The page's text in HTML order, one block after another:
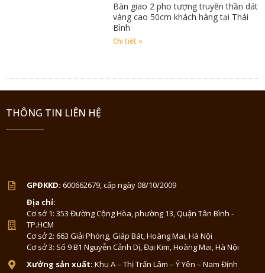
Bàn giao 2 pho tượng truyền thần dát
vàng cao 50cm khách hàng tại Thái
Bình
Chi tiết »
THÔNG TIN LIÊN HỆ
GPĐKKD: 600662679, cấp ngày 08/10/2009
Địa chỉ:
Cơ sở 1: 353 Đường Cộng Hòa, phường 13, Quận Tân Bình -
TP.HCM
Cơ sở 2: 663 Giải Phóng, Giáp Bát, Hoàng Mai, Hà Nội
Cơ sở 3: Số 9 B1 Nguyễn Cảnh Dị, Đại Kim, Hoàng Mai, Hà Nội
Xưởng sản xuất: Khu A – Thị Trấn Lâm – Ý Yên – Nam Định